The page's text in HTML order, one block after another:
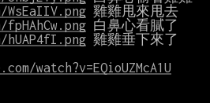
雞雞垂下來了
watch?v=EQioUZMcA1U